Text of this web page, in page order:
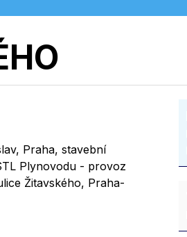
Praha, stavební
Plynovodu - provoz
Žitavského, Praha-